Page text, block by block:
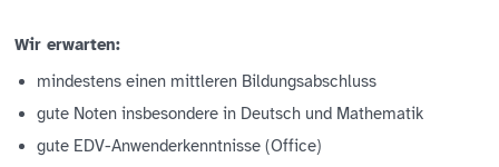
Wir erwarten:
mindestens einen mittleren Bildungsabschluss
gute Noten insbesondere in Deutsch und Mathematik
gute EDV-Anwenderkenntnisse (Office)